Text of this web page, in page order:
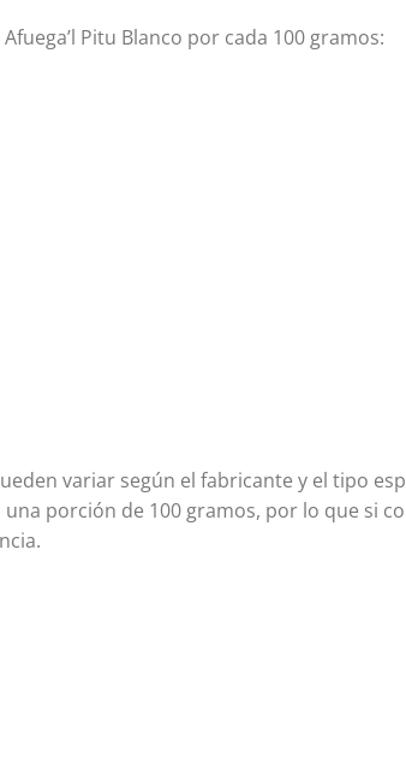
Pitu Blanco por cada 100 gramos:
variar según el fabricante y el tipo
porción de 100 gramos, por lo que si